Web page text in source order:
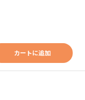
カートに追加